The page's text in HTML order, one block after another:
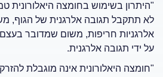
"היתרון בשימוש בחומצה היאלורונית
לא תתקבל תגובה אלרגנית של הגוף,
אלרגניות חריפות, משום שמדובר
על ידי תגובה אלרגנית.
"חומצה היאלורונית אינה מוגבלת